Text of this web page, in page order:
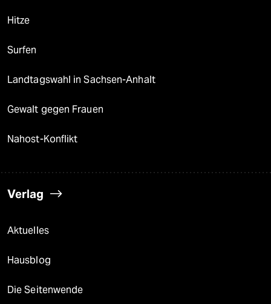
Hitze
Surfen
Landtagswahl in Sachsen-Anhalt
Gewalt gegen Frauen
Nahost-Konflikt
Verlag
Aktuelles
Hausblog
Die Seitenwende